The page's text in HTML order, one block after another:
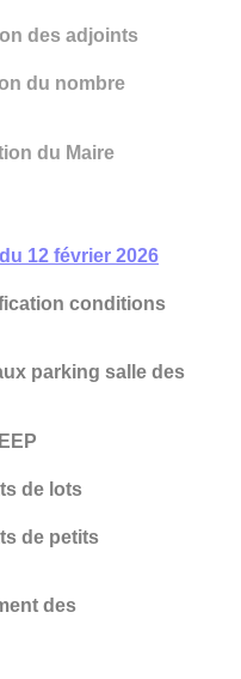
des adjoints
du nombre
du Maire
12 février 2026
conditions
parking salle des
de lots
de petits
des